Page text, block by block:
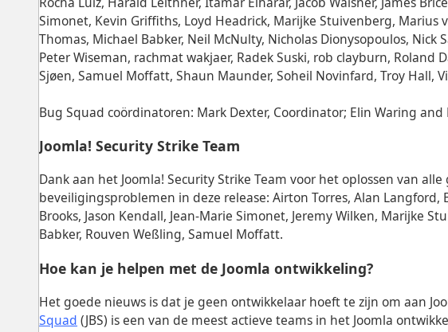
Simonet, Kevin Griffiths, Loyd Headrick, Marijke Stuivenberg, Marius
Thomas, Michael Babker, Neil McNulty, Nicholas Dionysopoulos, Nick
Peter Wiseman, rachmat wakjaer, Radek Suski, rob clayburn, Roland
Sjøen, Samuel Moffatt, Shaun Maunder, Soheil Novinfard, Troy Hall,
Bug Squad coördinatoren: Mark Dexter, Coordinator; Elin Waring
Joomla! Security Strike Team
Dank aan het Joomla! Security Strike Team voor het oplossen van
beveiligingsproblemen in deze release: Airton Torres, Alan Langford,
Brooks, Jason Kendall, Jean-Marie Simonet, Jeremy Wilken, Marijke
Babker, Rouven Weßling, Samuel Moffatt.
Hoe kan je helpen met de Joomla ontwikkeling?
Het goede nieuws is dat je geen ontwikkelaar hoeft te zijn om aan
Squad (JBS) is een van de meest actieve teams in het Joomla